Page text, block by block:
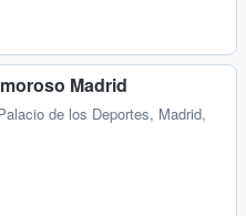
Madrid
de los Deportes, Madrid,